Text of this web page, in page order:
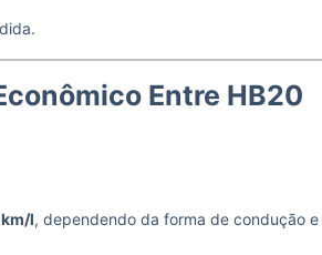
Entre HB20
km/l, dependendo da forma de condução e